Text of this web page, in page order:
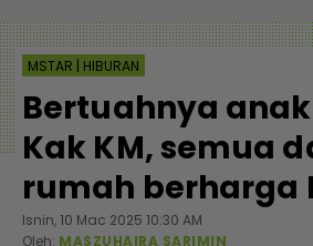
MSTAR | HIBURAN
Bertuahnya
Kak KM, semua
rumah berharga
Isnin, 10 Mac 2025 10:30 AM
Oleh: MASZUHAIRA SARIMIN